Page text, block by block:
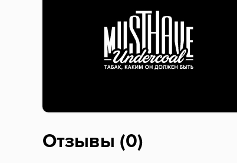
Отзывы (0)